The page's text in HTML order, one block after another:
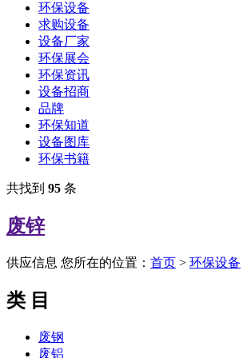
环保设备
求购设备
设备厂家
环保展会
环保资讯
设备招商
品牌
环保知道
设备图库
环保书籍
共找到 95 条
废锌
供应信息 您所在的位置： 首页 > 环保设备
类 目
废钢
废铝